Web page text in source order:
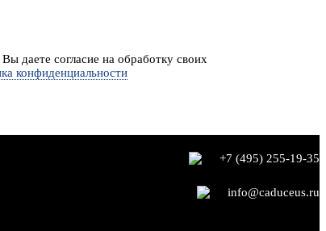
даете согласие на обработку своих
конфиденциальности
+7 (495) 255-19-35
info@caduceus.ru